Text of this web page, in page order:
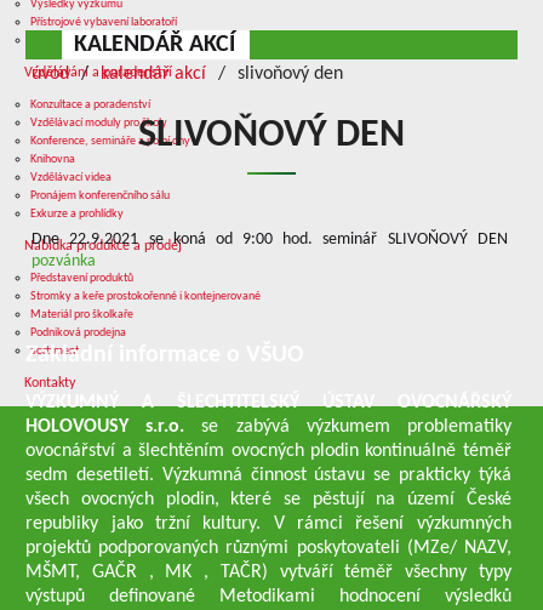
Výsledky výzkumu
Přístrojové vybavení laboratoří
Služby v oblasti výzkumu
Vzdělávání a poradenství
Konzultace a poradenství
Vzdělávací moduly pro školy
Konference, semináře a polní dny
Knihovna
Vzdělávací videa
Pronájem konferenčního sálu
Exkurze a prohlídky
Nabídka produkce a prodej
Představení produktů
Stromky a keře prostokořenné i kontejnerované
Materiál pro školkaře
Podniková prodejna
Sortiment
Kontakty
KALENDÁŘ AKCÍ
úvod kalendář akcí slivoňový den
SLIVOŇOVÝ DEN
Dne 22.9.2021 se koná od 9:00 hod. seminář SLIVOŇOVÝ DEN
pozvánka
Základní informace o VŠUO
VÝZKUMNÝ A ŠLECHTITELSKÝ ÚSTAV OVOCNÁŘSKÝ
HOLOVOUSY s.r.o.se zabývá výzkumem problematiky
ovocnářství a šlechtěním ovocných plodin kontinuálně téměř
sedm desetiletí. Výzkumná činnost ústavu se prakticky týká
všech ovocných plodin, které se pěstují na území České
republiky jako tržní kultury. V rámci řešení výzkumných
projektů podporovaných různými poskytovateli (MZe/ NAZV,
MŠMT, GAČR , MK , TAČR) vytváří téměř všechny typy
výstupů definované Metodikami hodnocení výsledků